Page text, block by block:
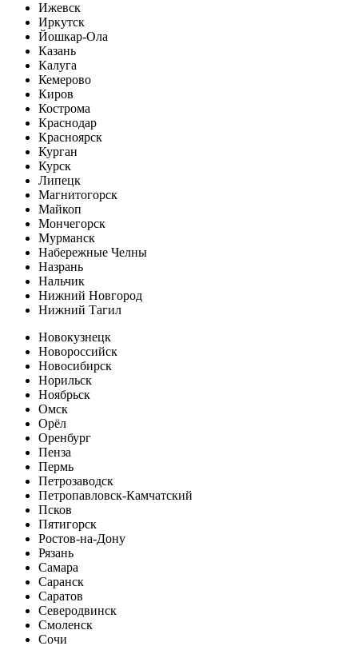
Ижевск
Иркутск
Йошкар-Ола
Казань
Калуга
Кемерово
Киров
Кострома
Краснодар
Красноярск
Курган
Курск
Липецк
Магнитогорск
Майкоп
Мончегорск
Мурманск
Набережные Челны
Назрань
Нальчик
Нижний Новгород
Нижний Тагил
Новокузнецк
Новороссийск
Новосибирск
Норильск
Ноябрьск
Омск
Орёл
Оренбург
Пенза
Пермь
Петрозаводск
Петропавловск-Камчатский
Псков
Пятигорск
Ростов-на-Дону
Рязань
Самара
Саранск
Саратов
Северодвинск
Смоленск
Сочи